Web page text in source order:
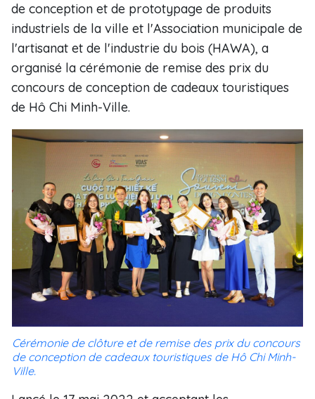
de conception et de prototypage de produits
industriels de la ville et l'Association municipale de
l'artisanat et de l'industrie du bois (HAWA), a
organisé la cérémonie de remise des prix du
concours de conception de cadeaux touristiques
de Hô Chi Minh-Ville.
Cérémonie de clôture et de remise des prix du concours
de conception de cadeaux touristiques de Hô Chi Minh-
Ville.